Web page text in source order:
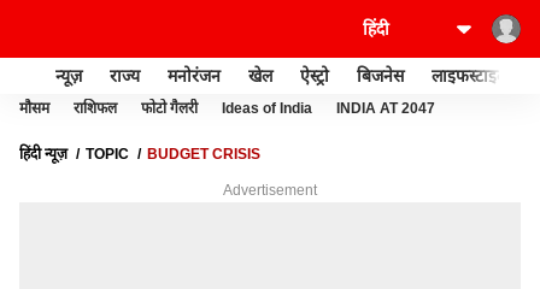
न्यूज़ राज्य मनोरंजन खेल ऐस्ट्रो बिजनेस लाइफस्टाइल
मौसम राशिफल फोटो गैलरी Ideas of India INDIA AT 2047
हिंदी न्यूज़ TOPIC BUDGET CRISIS
Advertisement